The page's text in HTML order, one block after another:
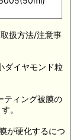
扱方法/注意事
ダイヤモンド粒
ティング被膜の
。
が硬化するにつ